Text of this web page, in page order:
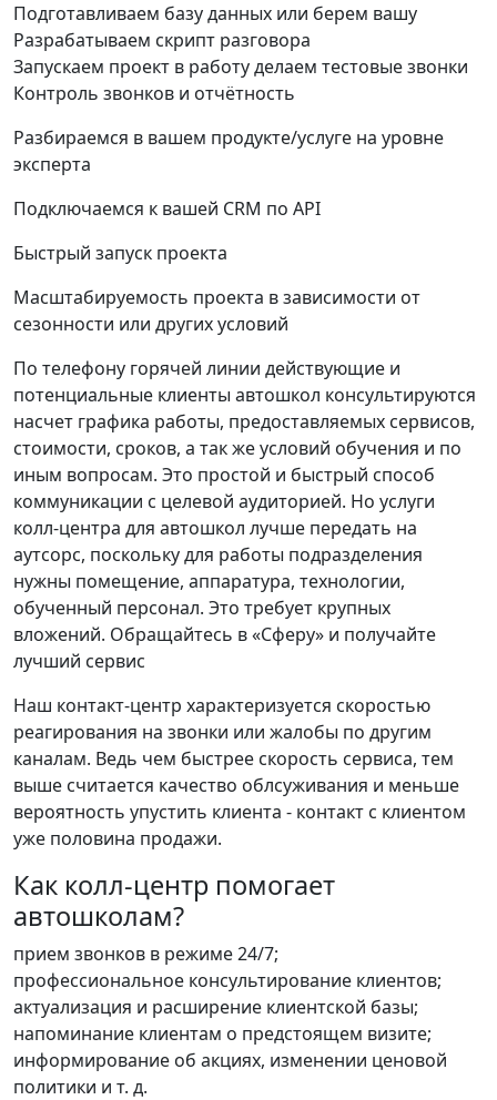
Подготавливаем базу данных или берем вашу
Разрабатываем скрипт разговора
Запускаем проект в работу делаем тестовые звонки
Контроль звонков и отчётность
Разбираемся в вашем продукте/услуге на уровне
эксперта
Подключаемся к вашей CRM по API
Быстрый запуск проекта
Масштабируемость проекта в зависимости от
сезонности или других условий
По телефону горячей линии действующие и
потенциальные клиенты автошкол консультируются
насчет графика работы, предоставляемых сервисов,
стоимости, сроков, а так же условий обучения и по
иным вопросам. Это простой и быстрый способ
коммуникации с целевой аудиторией. Но услуги
колл-центра для автошкол лучше передать на
аутсорс, поскольку для работы подразделения
нужны помещение, аппаратура, технологии,
обученный персонал. Это требует крупных
вложений. Обращайтесь в «Сферу» и получайте
лучший сервис
Наш контакт-центр характеризуется скоростью
реагирования на звонки или жалобы по другим
каналам. Ведь чем быстрее скорость сервиса, тем
выше считается качество облсуживания и меньше
вероятность упустить клиента - контакт с клиентом
уже половина продажи.
Как колл-центр помогает
автошколам?
прием звонков в режиме 24/7;
профессиональное консультирование клиентов;
актуализация и расширение клиентской базы;
напоминание клиентам о предстоящем визите;
информирование об акциях, изменении ценовой
политики и т. д.